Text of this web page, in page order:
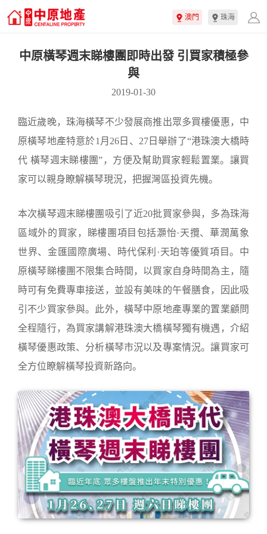
澳門 珠海
中原橫琴週末睇樓團即時出發 引買家積極參
與
2019-01-30
臨近歲晚，珠海橫琴不少發展商推出眾多買樓優惠，中
原橫琴地產特意於1月26日、27日舉辦了“港珠澳大橋時
代 橫琴週末睇樓團”，方便及幫助買家輕鬆置業。讓買
家可以親身瞭解橫琴現況，把握灣區投資先機。
本次橫琴週末睇樓團吸引了近20批買家參與，多為珠海
區域外的買家，睇樓團項目包括灝怡·天攬、華潤萬象
世界、金匯國際廣場、時代保利·天珀等優質項目。中
原橫琴睇樓團不限集合時間，以買家自身時間為主，隨
時可有免費專車接送，並設有美味的午餐膳食，因此吸
引不少買家參與。此外，橫琴中原地產專業的置業顧問
全程隨行，為買家講解港珠澳大橋橫琴獨有機遇，介紹
橫琴優惠政策、分析橫琴市況以及專案情況。讓買家可
全方位瞭解橫琴投資新路向。